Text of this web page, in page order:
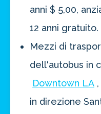
anni $ 5,00,
12 anni gratuito.
Mezzi di
dell'autobus in
Downtown LA
in direzione